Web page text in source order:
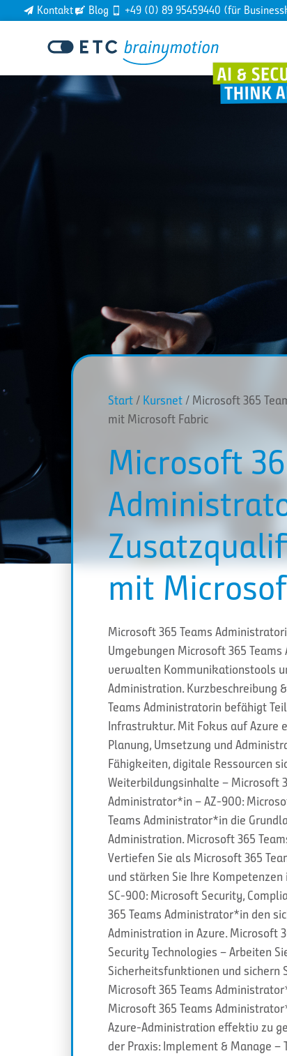
Kontakt Blog +49 (0) 89 95459440 (für
Start / Kursnet/ Microsoft 365
mit Microsoft Fabric
Microsoft
mit
Microsoft 365 Teams
Umgebungen Microsoft 365
verwalten Kommunikationstools
Administration. Kurzbeschreibung
Teams Administratorin befähigt
Infrastruktur. Mit Fokus auf Azure
Planung, Umsetzung und
Fähigkeiten, digitale Ressourcen
Weiterbildungsinhalte – Microsoft
Administrator*in – AZ-900:
Teams Administrator*in die
Administration. Microsoft 365
Vertiefen Sie als Microsoft 365
und stärken Sie Ihre
SC-900: Microsoft Security,
365 Teams Administrator*in den
Administration in Azure. Microsoft
Security Technologies – Arbeiten
Sicherheitsfunktionen und
Microsoft 365 Teams
Microsoft 365 Teams
Azure-Administration effektiv zu
der Praxis: Implement & Manage